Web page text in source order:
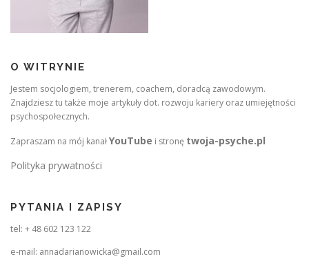
O WITRYNIE
Jestem socjologiem, trenerem, coachem, doradcą zawodowym.
Znajdziesz tu także moje artykuły dot. rozwoju kariery oraz umiejętności
psychospołecznych.
Zapraszam na mój kanałYouTube i stronę twoja-psyche.pl
Polityka prywatności
PYTANIA I ZAPISY
tel: + 48 602 123 122
e-mail: annadarianowicka@gmail.com